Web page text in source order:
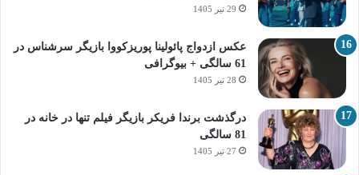
29 تیر 1405
عکس ازدواج پائولینا پوریزکووا بازیگر سرشناس در
61 سالگی + بیوگرافی
28 تیر 1405
درگذشت برندا فریکر بازیگر فیلم تنها در خانه در
81 سالگی
27 تیر 1405